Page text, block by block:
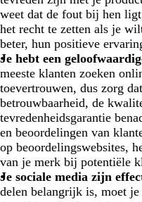
weet dat de fout bij hen
het recht te zetten als je
beter, hun positieve
Je hebt een
meeste klanten zoeken
toevertrouwen, dus zorg
betrouwbaarheid, de
tevredenheidsgarantie
en beoordelingen van
op beoordelingswebsites,
van je merk bij potentiële
Je sociale media zijn
delen belangrijk is, moet